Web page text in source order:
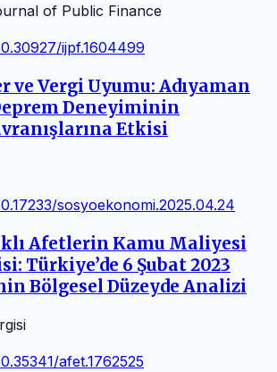
of Public Finance
ijpf.1604499
ve Vergi Uyumu: Adıyaman
Deneyiminin
Etkisi
sosyoekonomi.2025.04.24
Afetlerin Kamu Maliyesi
Türkiye’de 6 Şubat 2023
Bölgesel Düzeyde Analizi
afet.1762525